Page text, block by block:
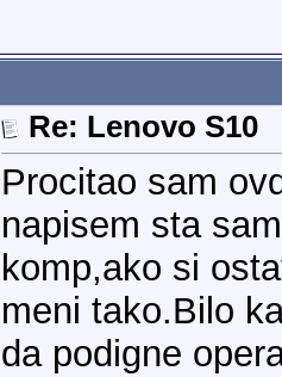
Re: Lenovo S10
Procitao sam
napisem sta
komp,ako si
meni tako.Bilo
da podigne